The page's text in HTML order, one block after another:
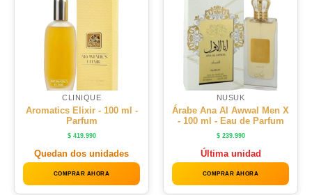
CLINIQUE
Aromatics Elixir - 100 ml -
Parfum
$419.990
Quedan dos unidades
COMPRAR AHORA
NUSUK
Árabe Ana Al Awwal Men X
- 100 ml - Eau de Parfum
$239.990
Última unidad
COMPRAR AHORA